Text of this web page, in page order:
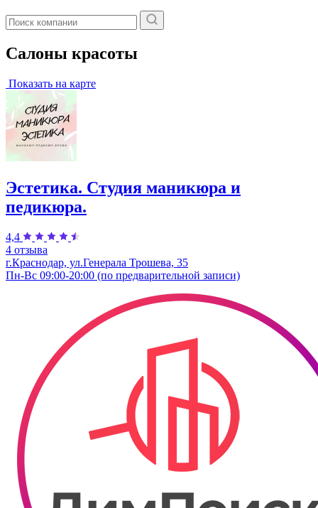
Салоны красоты
Показать на карте
Эстетика. Студия маникюра и
педикюра.
4,4
4 отзыва
г.Краснодар, ул.Генерала Трошева, 35
Пн-Вс 09:00-20:00 (по предварительной записи)